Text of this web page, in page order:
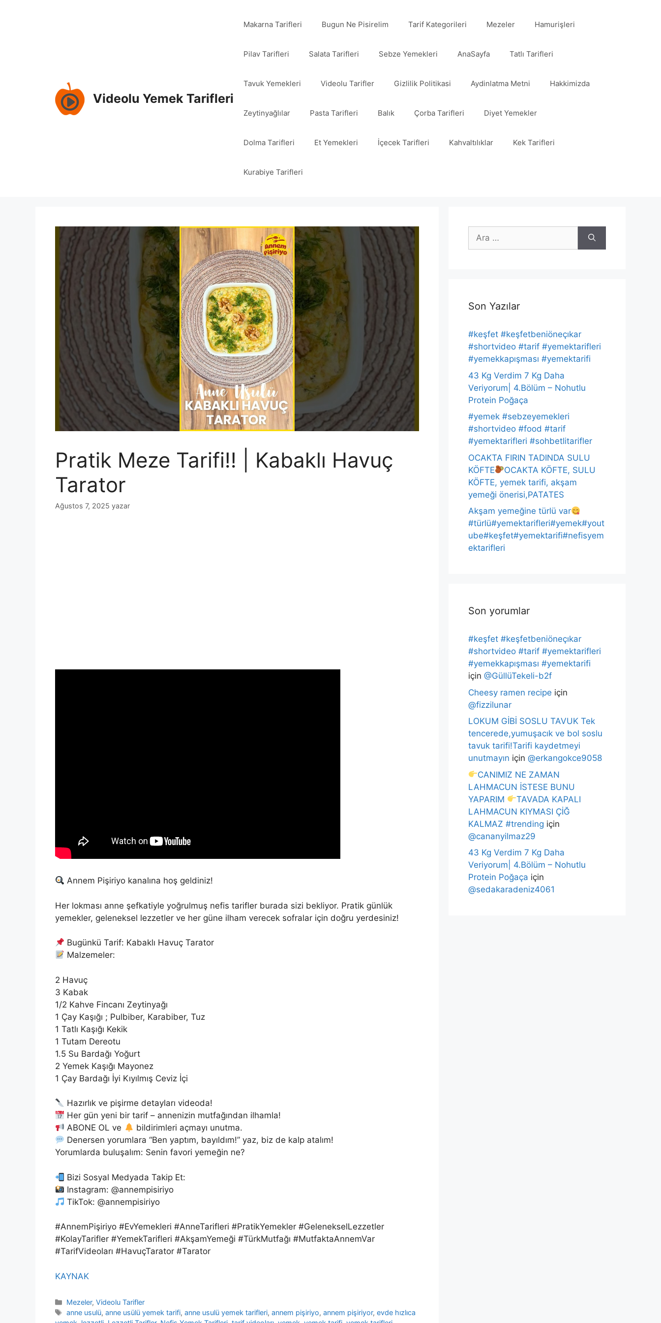
Videolu Yemek Tarifleri
Makarna Tarifleri Bugun Ne Pisirelim Tarif Kategorileri Mezeler Hamurişleri
Pilav Tarifleri Salata Tarifleri Sebze Yemekleri AnaSayfa Tatlı Tarifleri
Tavuk Yemekleri Videolu Tarifler Gizlilik Politikasi Aydinlatma Metni Hakkimizda
Zeytinyağlılar Pasta Tarifleri Balık Çorba Tarifleri Diyet Yemekler
Dolma Tarifleri Et Yemekleri İçecek Tarifleri Kahvaltılıklar Kek Tarifleri
Kurabiye Tarifleri
Pratik Meze Tarifi!! | Kabaklı Havuç
Tarator
Ağustos 7, 2025 yazar
Annem Pişiriyo kanalına hoş geldiniz!
Her lokması anne şefkatiyle yoğrulmuş nefis tarifler burada sizi bekliyor. Pratik günlük
yemekler, geleneksel lezzetler ve her güne ilham verecek sofralar için doğru yerdesiniz!
Bugünkü Tarif: Kabaklı Havuç Tarator
Malzemeler:
2 Havuç
3 Kabak
1/2 Kahve Fincanı Zeytinyağı
1 Çay Kaşığı ; Pulbiber, Karabiber, Tuz
1 Tatlı Kaşığı Kekik
1 Tutam Dereotu
1.5 Su Bardağı Yoğurt
2 Yemek Kaşığı Mayonez
1 Çay Bardağı İyi Kıyılmış Ceviz İçi
Hazırlık ve pişirme detayları videoda!
Her gün yeni bir tarif – annenizin mutfağından ilhamla!
ABONE OL ve
bildirimleri açmayı unutma.
Denersen yorumlara “Ben yaptım, bayıldım!” yaz, biz de kalp atalım!
Yorumlarda buluşalım: Senin favori yemeğin ne?
Bizi Sosyal Medyada Takip Et:
Instagram: @annempisiriyo
TikTok: @annempisiriyo
#AnnemPişiriyo #EvYemekleri #AnneTarifleri #PratikYemekler #GelenekselLezzetler
#KolayTarifler #YemekTarifleri #AkşamYemeği #TürkMutfağı #MutfaktaAnnemVar
#TarifVideoları #HavuçTarator #Tarator
KAYNAK
Kategoriler
Mezeler,Videolu Tarifler
Etiketler
anne usulü,anne usülü yemek tarifi,anne usulü yemek tarifleri,annem pişiriyo,annem pişiriyor,evde hızlıca
için
Son Yazılar
#keşfet #keşfetbeniöneçıkar
#shortvideo #tarif #yemektarifleri
#yemekkapışması #yemektarifi
43 Kg Verdim 7 Kg Daha
Veriyorum| 4.Bölüm – Nohutlu
Protein Poğaça
#yemek #sebzeyemekleri
#shortvideo #food #tarif
#yemektarifleri #sohbetlitarifler
OCAKTA FIRIN TADINDA SULU
KÖFTE
OCAKTA KÖFTE, SULU
KÖFTE, yemek tarifi, akşam
yemeği önerisi,PATATES
Akşam yemeğine türlü var
#türlü#yemektarifleri#yemek#yout
ube#keşfet#yemektarifi#nefisyem
ektarifleri
Son yorumlar
#keşfet #keşfetbeniöneçıkar
#shortvideo #tarif #yemektarifleri
#yemekkapışması #yemektarifi
için @GüllüTekeli-b2f
Cheesy ramen recipe için
@fizzilunar
LOKUM GİBİ SOSLU TAVUK Tek
tencerede,yumuşacık ve bol soslu
tavuk tarifi!Tarifi kaydetmeyi
unutmayın için @erkangokce9058
CANIMIZ NE ZAMAN
LAHMACUN İSTESE BUNU
YAPARIM
TAVADA KAPALI
LAHMACUN KIYMASI ÇİĞ
KALMAZ #trending için
@cananyilmaz29
43 Kg Verdim 7 Kg Daha
Veriyorum| 4.Bölüm – Nohutlu
Protein Poğaça için
@sedakaradeniz4061